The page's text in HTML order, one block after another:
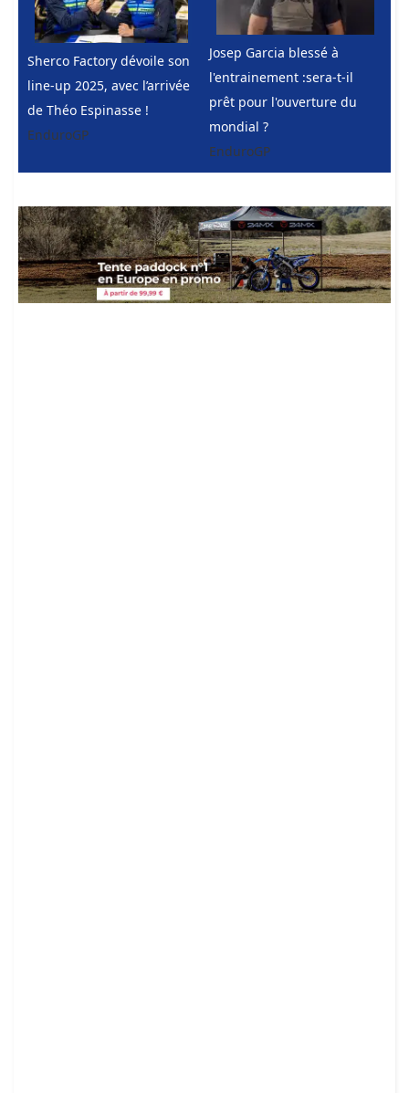
Sherco Factory dévoile son
line-up 2025, avec l’arrivée
de Théo Espinasse !
EnduroGP
Josep Garcia blessé à
l'entrainement :sera-t-il
prêt pour l'ouverture du
mondial ?
EnduroGP